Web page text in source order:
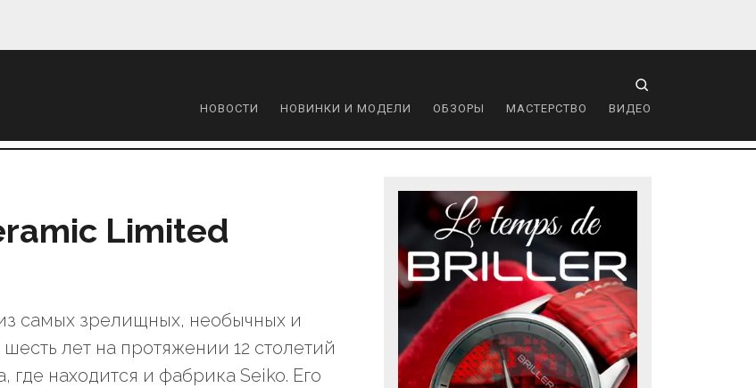
НОВОСТИ НОВИНКИ И МОДЕЛИ ОБЗОРЫ МАСТЕРСТВО ВИДЕО
Limited
самых зрелищных, необычных и
лет на протяжении 12 столетий
где находится и фабрика Seiko. Его